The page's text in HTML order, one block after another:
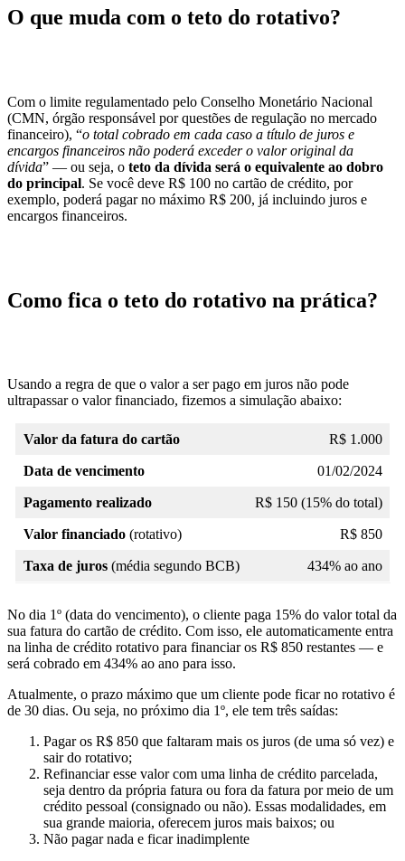
O que muda com o teto do rotativo?
Com o limite regulamentado pelo Conselho Monetário Nacional
(CMN, órgão responsável por questões de regulação no mercado
financeiro), “o total cobrado em cada caso a título de juros e
encargos financeiros não poderá exceder o valor original da
dívida” — ou seja, o teto da dívida será o equivalente ao dobro
do principal. Se você deve R$ 100 no cartão de crédito, por
exemplo, poderá pagar no máximo R$ 200, já incluindo juros e
encargos financeiros.
Como fica o teto do rotativo na prática?
Usando a regra de que o valor a ser pago em juros não pode
ultrapassar o valor financiado, fizemos a simulação abaixo:
Valor da fatura do cartão R$ 1.000
Data de vencimento 01/02/2024
Pagamento realizado R$ 150 (15% do total)
Valor financiado (rotativo) R$ 850
Taxa de juros(média segundo BCB) 434% ao ano
No dia 1º (data do vencimento), o cliente paga 15% do valor total da
sua fatura do cartão de crédito. Com isso, ele automaticamente entra
na linha de crédito rotativo para financiar os R$ 850 restantes — e
será cobrado em 434% ao ano para isso.
Atualmente, o prazo máximo que um cliente pode ficar no rotativo é
de 30 dias. Ou seja, no próximo dia 1º, ele tem três saídas:
Pagar os R$ 850 que faltaram mais os juros (de uma só vez) e
sair do rotativo;
Refinanciar esse valor com uma linha de crédito parcelada,
seja dentro da própria fatura ou fora da fatura por meio de um
crédito pessoal (consignado ou não). Essas modalidades, em
sua grande maioria, oferecem juros mais baixos; ou
Não pagar nada e ficar inadimplente